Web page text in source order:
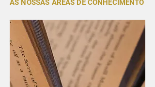
AS NOSSAS ÁREAS DE CONHECIMENTO